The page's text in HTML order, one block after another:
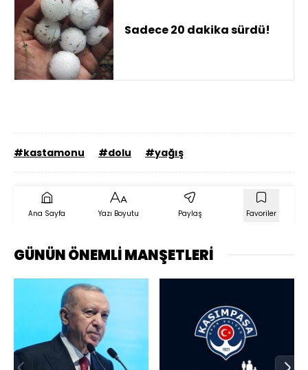
Sadece 20 dakika sürdü!
#kastamonu #dolu #yağış
Ana Sayfa Yazı Boyutu Paylaş Favoriler
GÜNÜN ÖNEMLİ MANŞETLERİ